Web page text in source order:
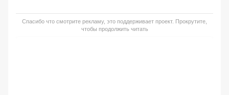
Спасибо что смотрите рекламу, это поддерживает проект. Прокрутите,
чтобы продолжить читать